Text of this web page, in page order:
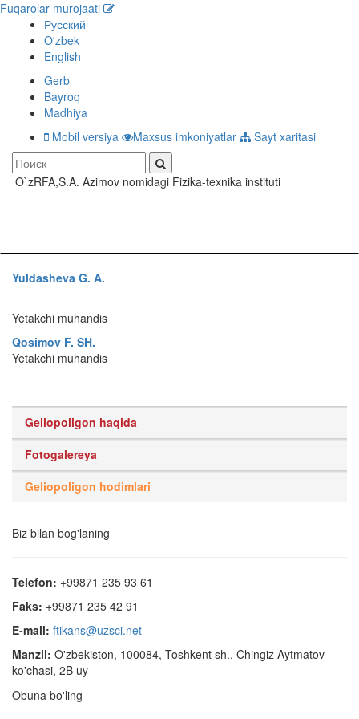
Fuqarolar murojaati
Русский
O'zbek
English
Gerb
Bayroq
Madhiya
Mobil versiya
Maxsus imkoniyatlar Sayt xaritasi
O`zRFA,S.A. Azimov nomidagi Fizika-texnika instituti
Yuldasheva G. A.
Yetakchi muhandis
Qosimov F. SH.
Yetakchi muhandis
Geliopoligon haqida
Fotogalereya
Geliopoligon hodimlari
Biz bilan bog'laning
Telefon: +99871 235 93 61
Faks: +99871 235 42 91
E-mail: ftikans@uzsci.net
Manzil: O'zbekiston, 100084, Toshkent sh., Chingiz Aytmatov
ko'chasi, 2B uy
Obuna bo'ling